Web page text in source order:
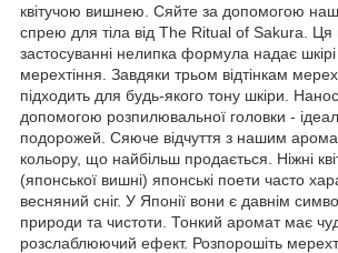
квітучою вишнею. Сяйте за допомогою
спрею для тіла від The ​​Ritual of Sakura. Ця
застосуванні нелипка формула надає
мерехтіння. Завдяки трьом відтінкам
підходить для будь-якого тону шкіри.
допомогою розпилювальної головки -
подорожей. Сяюче відчуття з нашим
кольору, що найбільш продається. Ніжні
(японської вишні) японські поети часто
весняний сніг. У Японії вони є давнім
природи та чистоти. Тонкий аромат має
розслаблюючий ефект. Розпорошіть